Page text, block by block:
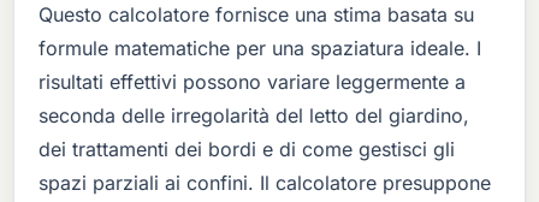
Questo calcolatore fornisce una stima basata su
formule matematiche per una spaziatura ideale. I
risultati effettivi possono variare leggermente a
seconda delle irregolarità del letto del giardino,
dei trattamenti dei bordi e di come gestisci gli
spazi parziali ai confini. Il calcolatore presuppone